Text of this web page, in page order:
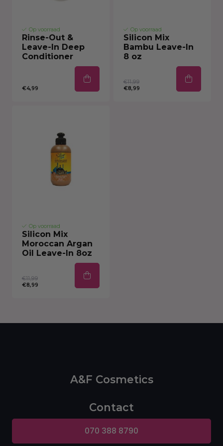
Op voorraad
Rinse-Out &
Leave-In Deep
Conditioner
€4,99
Op voorraad
Silicon Mix
Bambu Leave-In
8 oz
€11,99
€8,99
Op voorraad
Silicon Mix
Moroccan Argan
Oil Leave-In 8oz
€11,99
€8,99
A&F Cosmetics
Contact
070 388 8790